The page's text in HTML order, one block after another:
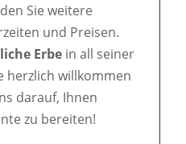
Sie weitere
und Preisen.
Erbe in all seiner
herzlich willkommen
darauf, Ihnen
zu bereiten!